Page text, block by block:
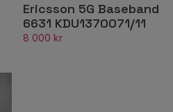
Ericsson 5G Baseband
6631 KDU1370071/11
8 000 kr